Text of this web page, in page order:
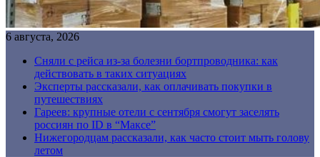
6 августа, 2026
Сняли с рейса из-за болезни бортпроводника: как
действовать в таких ситуациях
Эксперты рассказали, как оплачивать покупки в
путешествиях
Гареев: крупные отели с сентября смогут заселять
россиян по ID в “Максе”
Нижегородцам рассказали, как часто стоит мыть голову
летом